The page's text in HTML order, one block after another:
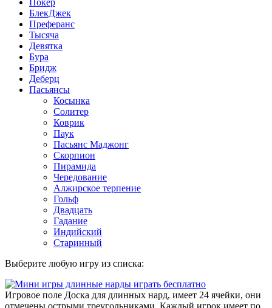
Покер
БлекДжек
Преферанс
Тысяча
Девятка
Бура
Бридж
Деберц
Пасьянсы
Косынка
Солитер
Коврик
Паук
Пасьянс Маджонг
Скорпион
Пирамида
Чередование
Алжирское терпение
Гольф
Двадцать
Гадание
Индийский
Старинный
Выберите любую игру из списка:
Игровое поле Доска для длинных нард, имеет 24 ячейки, они
отмечены острыми треугольниками. Каждый игрок имеет по